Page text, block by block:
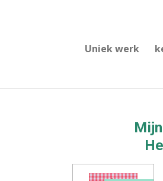
Uniek werk